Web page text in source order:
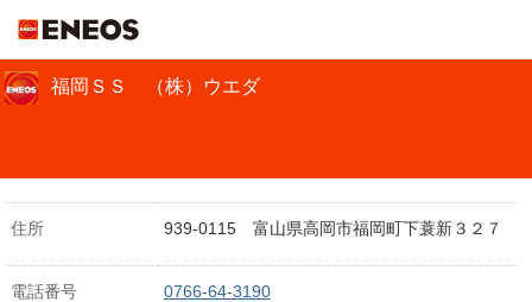
福岡ＳＳ （株）ウエダ
住所 939-0115 富山県高岡市福岡町下蓑新３２７
電話番号 0766-64-3190